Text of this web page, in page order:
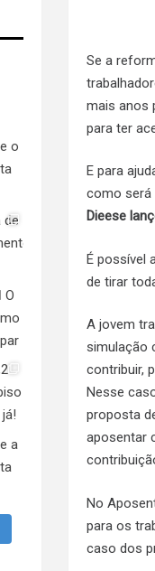
Se a
mais anos
para ter
E para
como será
Dieese
É possível
de tirar
A jovem
simulação
contribuir,
Nesse
proposta
aposentar
No
para os
caso dos